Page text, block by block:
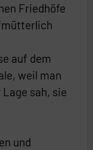
Friedhöfe
auf dem
weil man
sah, sie
und